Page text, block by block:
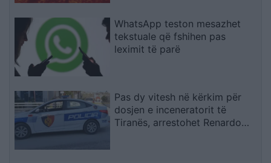
WhatsApp teston mesazhet
tekstuale që fshihen pas
leximit të parë
Pas dy vitesh në kërkim për
dosjen e inceneratorit të
Tiranës, arrestohet Renardo